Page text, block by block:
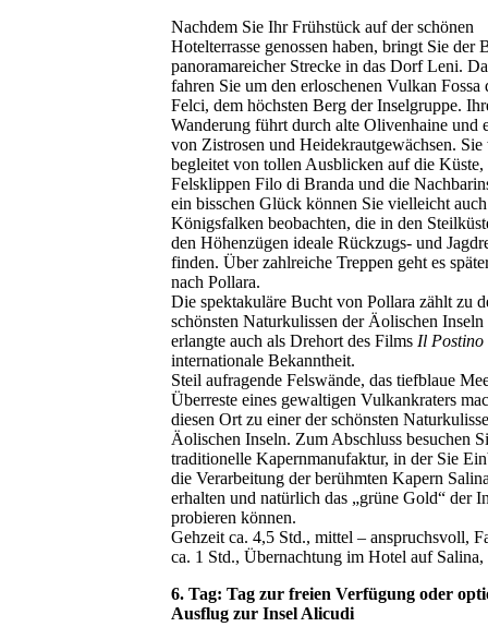
Nachdem Sie Ihr Frühstück auf der schönen
Hotelterrasse genossen haben, bringt Sie der
panoramareicher Strecke in das Dorf Leni.
fahren Sie um den erloschenen Vulkan Fossa
Felci, dem höchsten Berg der Inselgruppe.
Wanderung führt durch alte Olivenhaine und
von Zistrosen und Heidekrautgewächsen. Sie
begleitet von tollen Ausblicken auf die Küste,
Felsklippen Filo di Branda und die
ein bisschen Glück können Sie vielleicht auch
Königsfalken beobachten, die in den
den Höhenzügen ideale Rückzugs- und
finden. Über zahlreiche Treppen geht es
nach Pollara.
Die spektakuläre Bucht von Pollara zählt zu
schönsten Naturkulissen der Äolischen Inseln
erlangte auch als Drehort des Films Il Postino
internationale Bekanntheit.
Steil aufragende Felswände, das tiefblaue
Überreste eines gewaltigen Vulkankraters
diesen Ort zu einer der schönsten
Äolischen Inseln. Zum Abschluss besuchen
traditionelle Kapernmanufaktur, in der Sie
die Verarbeitung der berühmten Kapern
erhalten und natürlich das „grüne Gold“ der
probieren können.
Gehzeit ca. 4,5 Std., mittel – anspruchsvoll,
ca. 1 Std., Übernachtung im Hotel auf Salina,
6. Tag: Tag zur freien Verfügung oder
Ausflug zur Insel Alicudi